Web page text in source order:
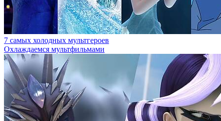
7 самых холодных мультгероев
Охлаждаемся мультфильмами